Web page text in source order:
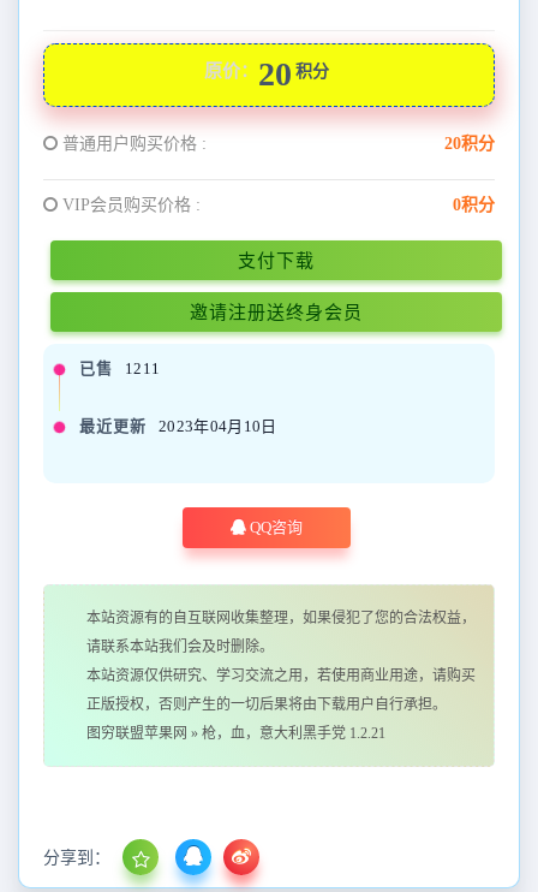
原价： 20 积分
普通用户购买价格 : 20积分
VIP会员购买价格 : 0积分
支付下载
邀请注册送终身会员
已售 1211
最近更新 2023年04月10日
QQ咨询
本站资源有的自互联网收集整理，如果侵犯了您的合法权益，
请联系本站我们会及时删除。
本站资源仅供研究、学习交流之用，若使用商业用途，请购买
正版授权，否则产生的一切后果将由下载用户自行承担。
图穷联盟苹果网 » 枪，血，意大利黑手党 1.2.21
分享到：